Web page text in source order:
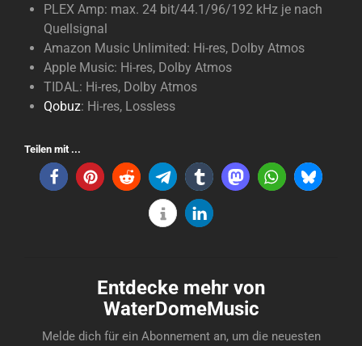
PLEX Amp: max. 24 bit/44.1/96/192 kHz je nach
Quellsignal
Amazon Music Unlimited: Hi-res, Dolby Atmos
Apple Music: Hi-res, Dolby Atmos
TIDAL: Hi-res, Dolby Atmos
Qobuz: Hi-res, Lossless
Teilen mit ...
Entdecke mehr von
WaterDomeMusic
Melde dich für ein Abonnement an, um die neuesten